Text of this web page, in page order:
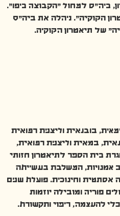
ביה״ס למחול ״הקבוצה ביפו״.
הקוקיה״. ניהלה את ביה״ס
של תיאטרון הקוקיה.
בובנאית וליצנית רפואית
במאית וליצנית רפואית,
בית הספר לתיאטרון חזותי
אמנויות, המשלבת בעשייתה
אסתטית וחינוכית. פועלת שנים
פוריה ומובילה יוזמות
להעצמה, ריפוי ותקשורת.